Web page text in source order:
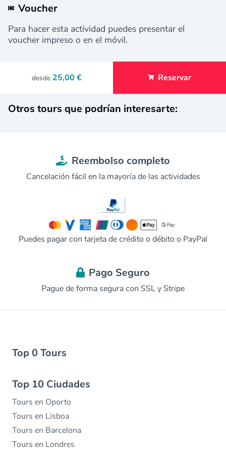
Voucher
Para hacer esta actividad puedes presentar el
voucher impreso o en el móvil.
desde 25,00 € Reservar
Otros tours que podrían interesarte:
Reembolso completo
Cancelación fácil en la mayoría de las actividades
Puedes pagar con tarjeta de crédito o débito o PayPal
Pago Seguro
Pague de forma segura con SSL y Stripe
Top 0 Tours
Top 10 Ciudades
Tours en Oporto
Tours en Lisboa
Tours en Barcelona
Tours en Londres